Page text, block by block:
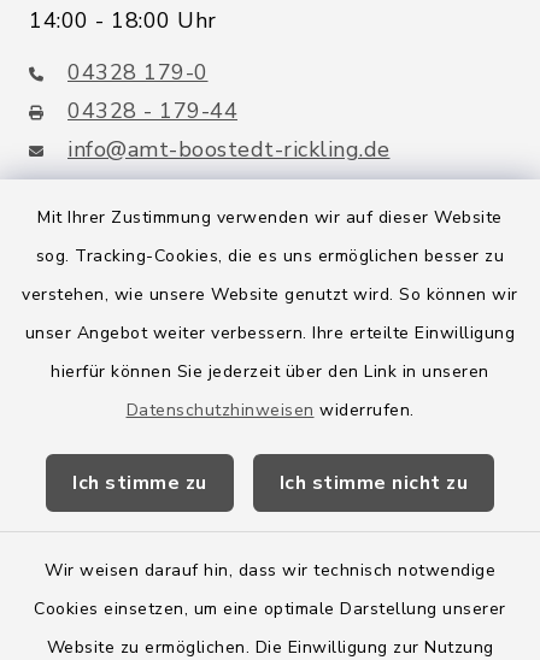
Mit Ihrer Zustimmung verwenden wir auf dieser Website
sog. Tracking-Cookies, die es uns ermöglichen besser zu
verstehen, wie unsere Website genutzt wird. So können wir
unser Angebot weiter verbessern. Ihre erteilte Einwilligung
hierfür können Sie jederzeit über den Link in unseren
Datenschutzhinweisen widerrufen.
Ich stimme zu Ich stimme nicht zu
Wir weisen darauf hin, dass wir technisch notwendige
Cookies einsetzen, um eine optimale Darstellung unserer
Website zu ermöglichen. Die Einwilligung zur Nutzung
14:00 - 18:00 Uhr
04328 179-0
04328 - 179-44
info@amt-boostedt-rickling.de
Quicklinks
Amt Boostedt-Rickling
Amtsbroschüre
Wege-Zweckverband